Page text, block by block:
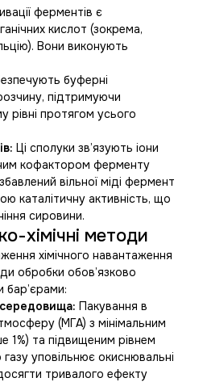
ферментів є
кислот (зокрема,
Вони виконують
буферні
підтримуючи
рівні протягом усього
Ці сполуки зв’язують іони
кофактором ферменту
вільної міді фермент
каталітичну активність, що
сировини.
хімічні методи
хімічного навантаження
обробки обов’язково
бар’єрами:
Пакування в
(МГА) з мінімальним
1%) та підвищеним рівнем
уповільнює окиснювальні
тривалого ефекту